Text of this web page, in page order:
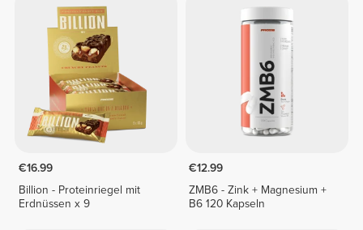
€16.99
Billion - Proteinriegel mit
Erdnüssen x 9
€12.99
ZMB6 - Zink + Magnesium +
B6 120 Kapseln